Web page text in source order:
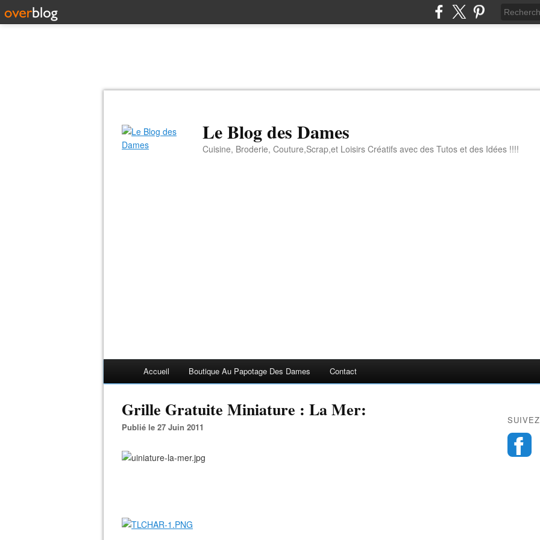
Le Blog des Dames
Cuisine, Broderie, Couture,Scrap,et Loisirs Créatifs avec des Tutos et des Idées !!!!
Accueil Boutique Au Papotage Des Dames Contact
Grille Gratuite Miniature : La Mer:
Publié le 27 Juin 2011